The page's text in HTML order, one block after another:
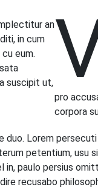
an
in cum
eum.
suscipit ut,
pro
corpora
duo. Lorem
petentium, usu
in, paulo persius
recusabo